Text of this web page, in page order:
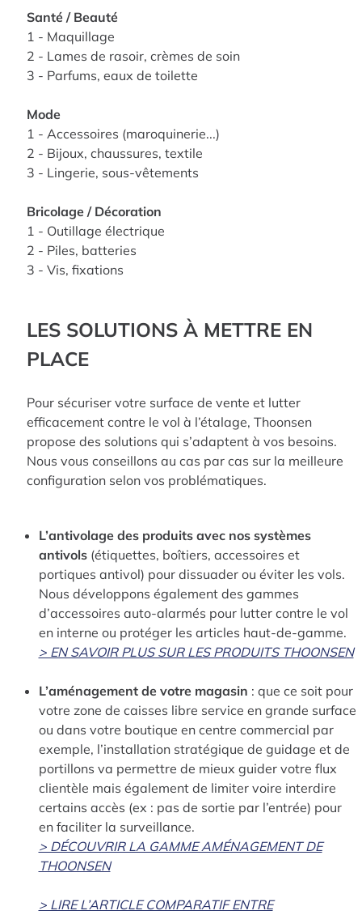
Santé / Beauté
1 - Maquillage
2 - Lames de rasoir, crèmes de soin
3 - Parfums, eaux de toilette
Mode
1 - Accessoires (maroquinerie...)
2 - Bijoux, chaussures, textile
3 - Lingerie, sous-vêtements
Bricolage / Décoration
1 - Outillage électrique
2 - Piles, batteries
3 - Vis, fixations
LES SOLUTIONS À METTRE EN
PLACE
Pour sécuriser votre surface de vente et lutter
efficacement contre le vol à l’étalage, Thoonsen
propose des solutions qui s’adaptent à vos besoins.
Nous vous conseillons au cas par cas sur la meilleure
configuration selon vos problématiques.
L’antivolage des produits avec nos systèmes
antivols(étiquettes, boîtiers, accessoires et
portiques antivol) pour dissuader ou éviter les vols.
Nous développons également des gammes
d’accessoires auto-alarmés pour lutter contre le vol
en interne ou protéger les articles haut-de-gamme.
> EN SAVOIR PLUS SUR LES PRODUITS THOONSEN
L’aménagement de votre magasin : que ce soit pour
votre zone de caisses libre service en grande surface
ou dans votre boutique en centre commercial par
exemple, l’installation stratégique de guidage et de
portillons va permettre de mieux guider votre flux
clientèle mais également de limiter voire interdire
certains accès (ex : pas de sortie par l’entrée) pour
en faciliter la surveillance.
> DÉCOUVRIR LA GAMME AMÉNAGEMENT DE
THOONSEN
> LIRE L’ARTICLE COMPARATIF ENTRE